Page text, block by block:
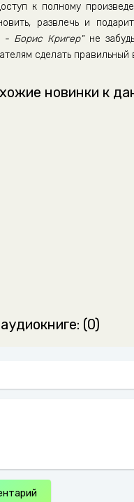
к полному
развлечь и
- Борис Кригер"не
сделать
новинки к
(0)